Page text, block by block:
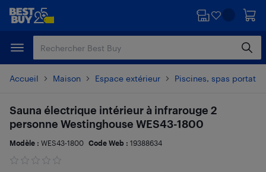
Passer
principal
Passer
Accueil Maison Espace extérieur Piscines, spas
Sauna électrique intérieur à infrarouge 2
personne Westinghouse WES43-1800
Modèle : WES43-1800 Code Web : 19388634